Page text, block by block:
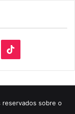
sobre o